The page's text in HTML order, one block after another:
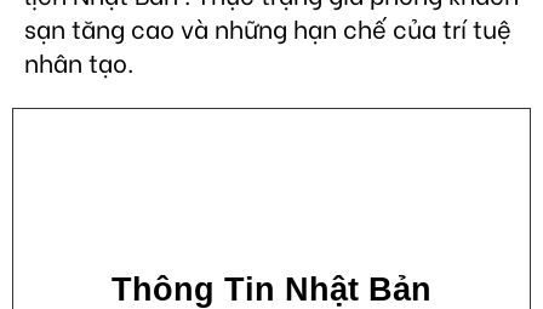
sạn tăng cao và những hạn chế của trí tuệ
nhân tạo.
Thông Tin Nhật Bản